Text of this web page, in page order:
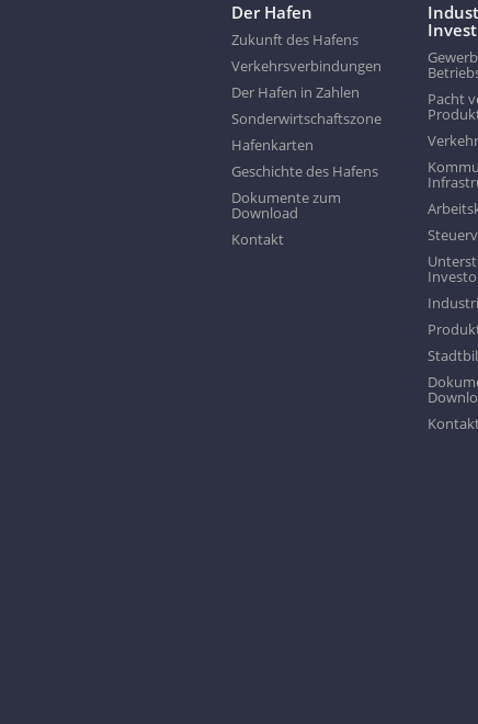
Der Hafen
Zukunft des Hafens
Verkehrsverbindungen
Der Hafen in Zahlen
Sonderwirtschaftszone
Hafenkarten
Geschichte des Hafens
Dokumente zum
Download
Kontakt
Pacht